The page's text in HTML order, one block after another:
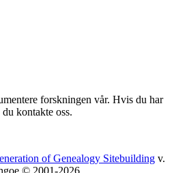
forskningen vår. Hvis du har
kontakte oss.
of Genealogy Sitebuilding v.